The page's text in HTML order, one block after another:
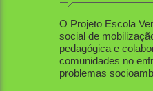
O Projeto Escola
social de
pedagógica e
comunidades no
problemas